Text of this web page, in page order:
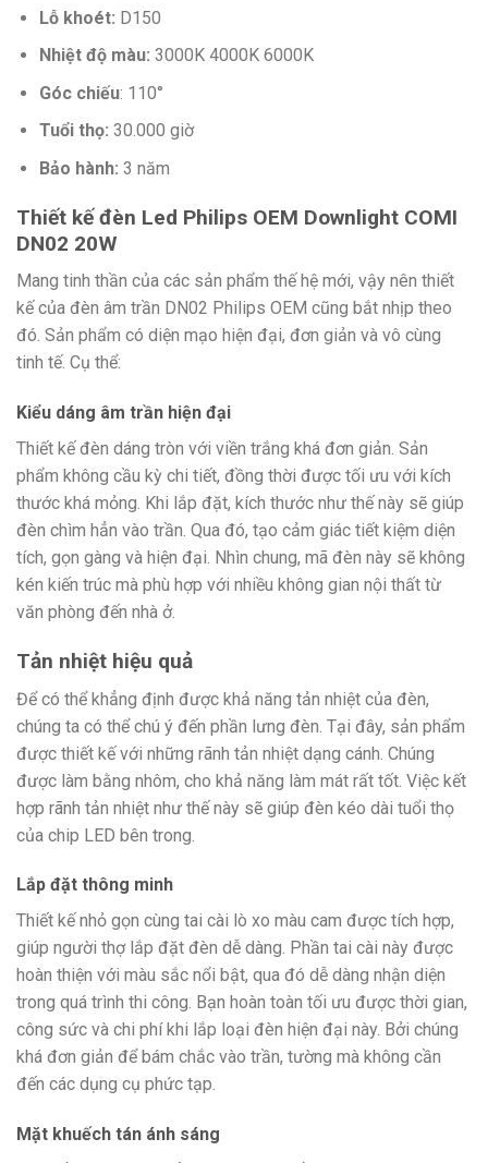
Lỗ khoét: D150
Nhiệt độ màu: 3000K 4000K 6000K
Góc chiếu: 110°
Tuổi thọ: 30.000 giờ
Bảo hành: 3 năm
Thiết kế đèn Led Philips OEM Downlight COMI
DN02 20W
Mang tinh thần của các sản phẩm thế hệ mới, vậy nên thiết
kế của đèn âm trần DN02 Philips OEM cũng bắt nhịp theo
đó. Sản phẩm có diện mạo hiện đại, đơn giản và vô cùng
tinh tế. Cụ thể:
Kiểu dáng âm trần hiện đại
Thiết kế đèn dáng tròn với viền trắng khá đơn giản. Sản
phẩm không cầu kỳ chi tiết, đồng thời được tối ưu với kích
thước khá mỏng. Khi lắp đặt, kích thước như thế này sẽ giúp
đèn chìm hẳn vào trần. Qua đó, tạo cảm giác tiết kiệm diện
tích, gọn gàng và hiện đại. Nhìn chung, mã đèn này sẽ không
kén kiến trúc mà phù hợp với nhiều không gian nội thất từ
văn phòng đến nhà ở.
Tản nhiệt hiệu quả
Để có thể khẳng định được khả năng tản nhiệt của đèn,
chúng ta có thể chú ý đến phần lưng đèn. Tại đây, sản phẩm
được thiết kế với những rãnh tản nhiệt dạng cánh. Chúng
được làm bằng nhôm, cho khả năng làm mát rất tốt. Việc kết
hợp rãnh tản nhiệt như thế này sẽ giúp đèn kéo dài tuổi thọ
của chip LED bên trong.
Lắp đặt thông minh
Thiết kế nhỏ gọn cùng tai cài lò xo màu cam được tích hợp,
giúp người thợ lắp đặt đèn dễ dàng. Phần tai cài này được
hoàn thiện với màu sắc nổi bật, qua đó dễ dàng nhận diện
trong quá trình thi công. Bạn hoàn toàn tối ưu được thời gian,
công sức và chi phí khi lắp loại đèn hiện đại này. Bởi chúng
khá đơn giản để bám chắc vào trần, tường mà không cần
đến các dụng cụ phức tạp.
Mặt khuếch tán ánh sáng